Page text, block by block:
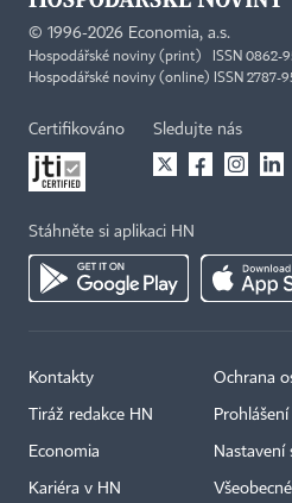
© 1996-2026 Economia, a.s.
Hospodářské noviny (print) ISSN 0862-
Hospodářské noviny (online) ISSN 2787-
Certifikováno Sledujte nás
Stáhněte si aplikaci HN
Kontakty
Tiráž redakce HN
Economia
Kariéra v HN
Ochrana
Nastavení